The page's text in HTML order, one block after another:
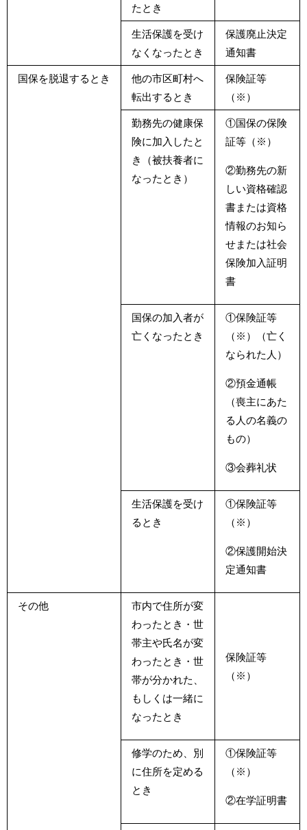
たとき
生活保護を受け
なくなったとき
保護廃止決定
通知書
国保を脱退するとき
他の市区町村へ
転出するとき
保険証等
（※）
勤務先の健康保
険に加入したと
き（被扶養者に
なったとき）
①国保の保険
証等（※）
②勤務先の新
しい資格確認
書または資格
情報のお知ら
せまたは社会
保険加入証明
書
国保の加入者が
亡くなったとき
①保険証等
（※）（亡く
なられた人）
②預金通帳
（喪主にあた
る人の名義の
もの）
③会葬礼状
生活保護を受け
るとき
①保険証等
（※）
②保護開始決
定通知書
その他
市内で住所が変
わったとき・世
帯主や氏名が変
わったとき・世
帯が分かれた、
もしくは一緒に
なったとき
保険証等
（※）
修学のため、別
に住所を定める
とき
①保険証等
（※）
②在学証明書